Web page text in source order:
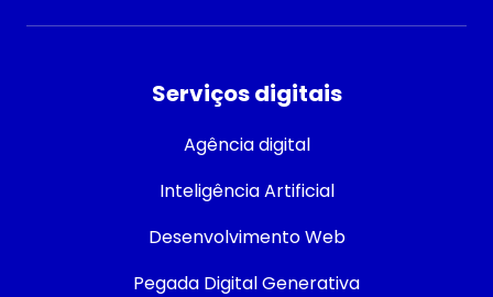
Serviços digitais
Agência digital
Inteligência Artificial
Desenvolvimento Web
Pegada Digital Generativa